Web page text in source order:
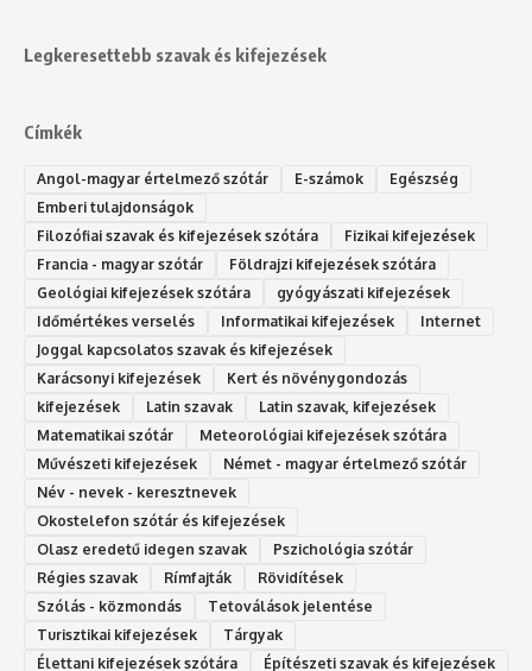
Legkeresettebb szavak és kifejezések
Címkék
Angol-magyar értelmező szótár E-számok
Egészség
Emberi tulajdonságok
Filozófiai szavak és kifejezések szótára
Fizikai kifejezések
Francia - magyar szótár
Földrajzi kifejezések szótára
Geológiai kifejezések szótára
gyógyászati kifejezések
Időmértékes verselés
Informatikai kifejezések
Internet
Joggal kapcsolatos szavak és kifejezések
Karácsonyi kifejezések
Kert és növénygondozás
kifejezések
Latin szavak
Latin szavak, kifejezések
Matematikai szótár
Meteorológiai kifejezések szótára
Művészeti kifejezések
Német - magyar értelmező szótár
Név - nevek - keresztnevek
Okostelefon szótár és kifejezések
Olasz eredetű idegen szavak
Ps‮gólohciz‬ia s‮átóz‬r
Régies szavak
Rímfajták
Rövidítések
Szólás - közmondás
Tetoválások jelentése
Turisztikai kifejezések
Tárgyak
Élettani kifejezések szótára
Építészeti szavak és kifejezések